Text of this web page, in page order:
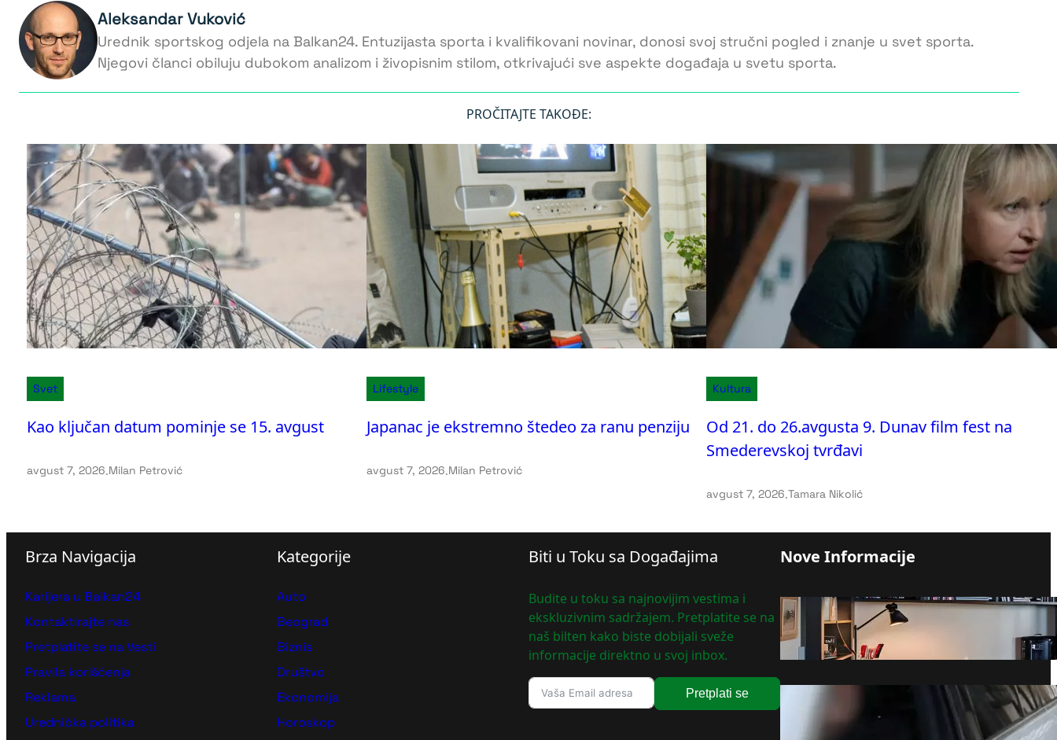
Aleksandar Vuković
Urednik sportskog odjela na Balkan24. Entuzijasta sporta i kvalifikovani novinar, donosi svoj stručni pogled i znanje u svet sporta.
Njegovi članci obiluju dubokom analizom i živopisnim stilom, otkrivajući sve aspekte događaja u svetu sporta.
PROČITAJTE TAKOĐE:
Svet
Kao ključan datum pominje se 15. avgust
avgust 7, 2026.Milan Petrović
Lifestyle
Japanac je ekstremno štedeo za ranu penziju
avgust 7, 2026.Milan Petrović
Kultura
Od 21. do 26.avgusta 9. Dunav film fest na
Smederevskoj tvrđavi
avgust 7, 2026.Tamara Nikolić
Brza Navigacija
Karijera u Balkan24
Kontaktirajte nas
Pretplatite se na Vesti
Pravila korišćenja
Reklama
Urednička politika
Kategorije
Auto
Beograd
Biznis
Društvo
Ekonomija
Horoskop
Biti u Toku sa Događajima
Budite u toku sa najnovijim vestima i
ekskluzivnim sadržajem. Pretplatite se na
naš bilten kako biste dobijali sveže
informacije direktno u svoj inbox.
Pretplati se
Nove Informacije
Koliko zaista vredi vaš stan?
avgust 7, 2026
Pripadnik MUP-a Srbije
priveden na Jarinju